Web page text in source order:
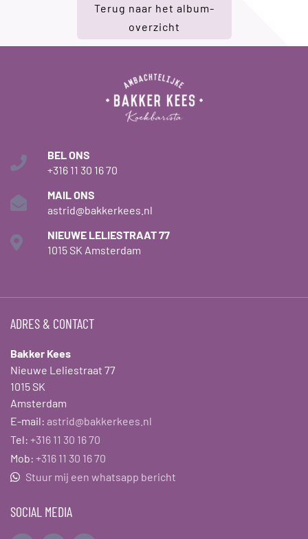
Terug naar het album-
overzicht
BEL ONS
+316 11 30 16 70
MAIL ONS
astrid@bakkerkees.nl
NIEUWE LELIESTRAAT 77
1015 SK Amsterdam
ADRES & CONTACT
Bakker Kees
Nieuwe Leliestraat 77
1015 SK
Amsterdam
E-mail: astrid@bakkerkees.nl
Tel: +316 11 30 16 70
Mob: +316 11 30 16 70
Stuur mij een whatsapp bericht
SOCIAL MEDIA